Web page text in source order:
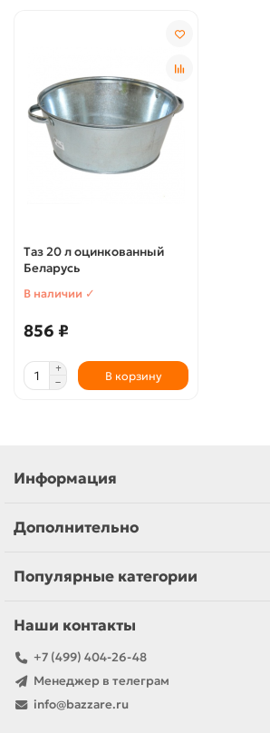
Таз 20 л оцинкованный
Беларусь
В наличии ✓
856 ₽
В корзину
Информация
Дополнительно
Популярные категории
Наши контакты
+7 (499) 404-26-48
Менеджер в телеграм
info@bazzare.ru